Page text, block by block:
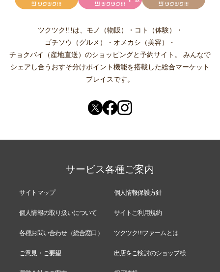
ツクツク!!!は、 モノ（物販） ・ コト（体験）
・
ゴチソウ（グルメ）
・ オメカシ（美容）
・
チョクバイ（産地直送） のショッピングと予約サイト。
みんなで
シェアし合う おすそ分けポイント機能を搭載した総合マーケット
プレイスです。
サービス各種ご案内
サイトマップ 個人情報保護方針
個人情報の取り扱いについて サイトご利用規約
各種お問い合わせ（総合窓口） ツクツク!!!ファームとは
ご意見・ご要望 出店をご検討のショップ様